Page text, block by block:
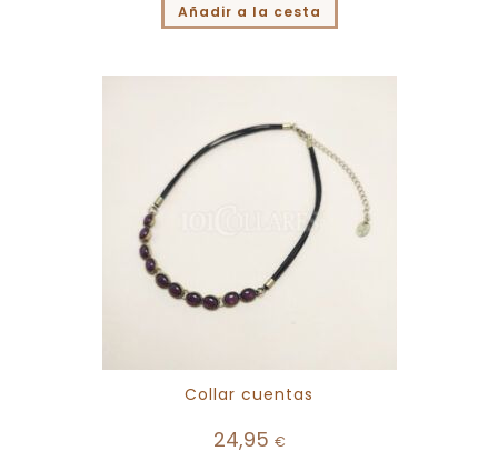
Añadir a la cesta
Collar cuentas
24,95 €